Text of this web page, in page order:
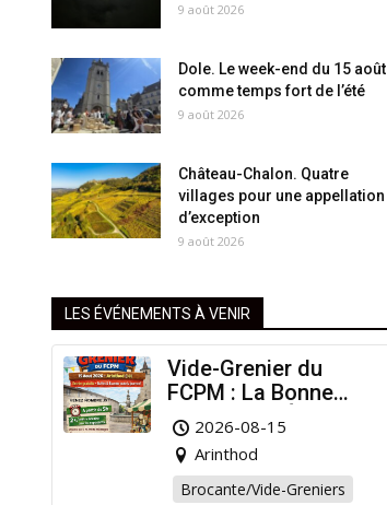
9 août 2026
Dole. Le week-end du 15 août
comme temps fort de l’été
9 août 2026
Château-Chalon. Quatre
villages pour une appellation
d’exception
9 août 2026
LES ÉVÉNEMENTS À VENIR
Vide-Grenier du
FCPM : La Bonne
Affaire de l’Été à
Arinthod !
2026-08-15
Arinthod
Brocante/Vide-Greniers